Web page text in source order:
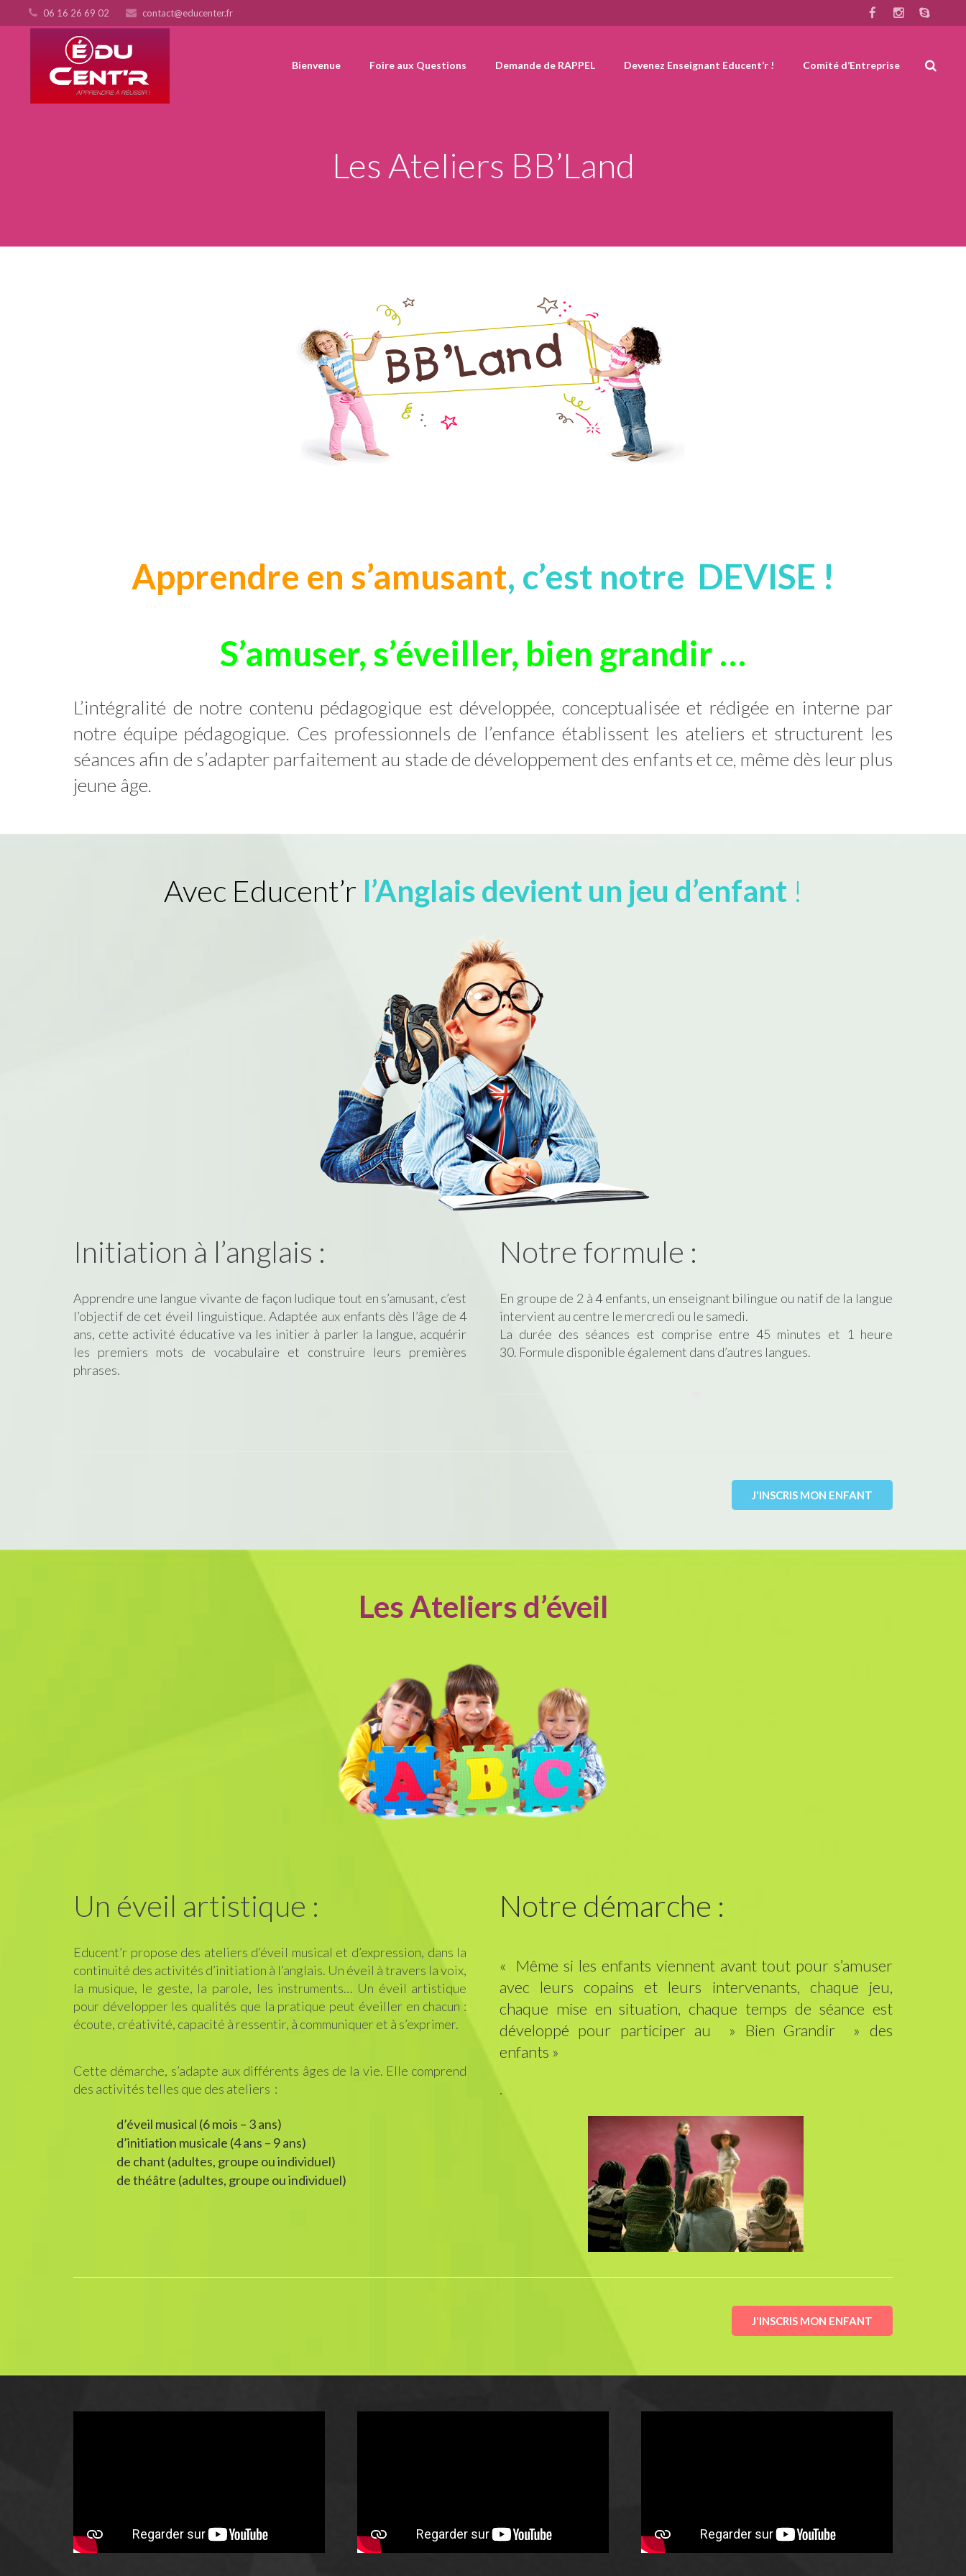
06 16 26 69 02 contact@educenter.fr
Bienvenue Foire aux Questions Demande de RAPPEL Devenez Enseignant Educent’r ! Comité d’Entreprise
Les Ateliers BB’Land
Apprendre en s’amusant, c’est notre DEVISE !
S’amuser, s’éveiller, bien grandir …
L’intégralité de notre contenu pédagogique est développée, conceptualisée et rédigée en interne par
notre équipe pédagogique. Ces professionnels de l’enfance établissent les ateliers et structurent les
séances afin de s’adapter parfaitement au stade de développement des enfants et ce, même dès leur plus
jeune âge.
Avec Educent’r l’Anglais devient un jeu d’enfant!
Initiation à l’anglais :
Apprendre une langue vivante de façon ludique tout en s’amusant, c’est
l’objectif de cet éveil linguistique. Adaptée aux enfants dès l’âge de 4
ans, cette activité éducative va les initier à parler la langue, acquérir
les premiers mots de vocabulaire et construire leurs premières
phrases.
Notre formule :
En groupe de 2 à 4 enfants, un enseignant bilingue ou natif de la langue
intervient au centre le mercredi ou le samedi.
La durée des séances est comprise entre 45 minutes et 1 heure
30. Formule disponible également dans d’autres langues.
J'INSCRIS MON ENFANT
Les Ateliers d’éveil
Un éveil artistique :
Educent’r propose des ateliers d’éveil musical et d’expression, dans la
continuité des activités d’initiation à l’anglais. Un éveil à travers la voix,
la musique, le geste, la parole, les instruments… Un éveil artistique
pour développer les qualités que la pratique peut éveiller en chacun :
écoute, créativité, capacité à ressentir, à communiquer et à s’exprimer.
Cette démarche, s’adapte aux différents âges de la vie. Elle comprend
des activités telles que des ateliers :
d’éveil musical (6 mois – 3 ans)
d’initiation musicale (4 ans – 9 ans)
de chant (adultes, groupe ou individuel)
de théâtre (adultes, groupe ou individuel)
Notre démarche :
« Même si les enfants viennent avant tout pour s’amuser
avec leurs copains et leurs intervenants, chaque jeu,
chaque mise en situation, chaque temps de séance est
développé pour participer au » Bien Grandir » des
enfants »
.
J'INSCRIS MON ENFANT